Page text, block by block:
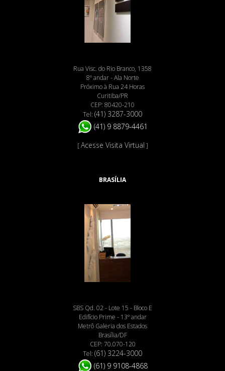
Rua Visc. do Rio Branco, 1358
8º andar - Ala Norte
Próximo à Rua 24 Horas
Curitiba/PR
CEP: 80420-210
Tel: (41) 3287-3000
(41) 9 8879-4461
[Acesse Visita Virtual ]
BRASÍLIA
SBS Qd. 02 - Lote 15 - Bloco E
Edifício Prime - 13º andar
Metrô Galeria dos Estados
Brasília/DF
CEP: 70.070-120
Tel: (61) 3224-3000
(61) 9 9108-4868